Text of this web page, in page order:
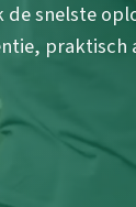
snelste
praktisch